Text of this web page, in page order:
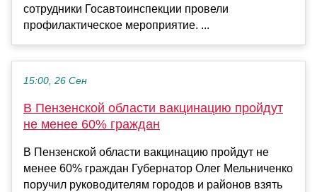
сотрудники Госавтоинспекции провели
профилактическое мероприятие. ...
15:00, 26 Сен
В Пензенской области вакцинацию пройдут
не менее 60% граждан
В Пензенской области вакцинацию пройдут не
менее 60% граждан Губернатор Олег Мельниченко
поручил руководителям городов и районов взять